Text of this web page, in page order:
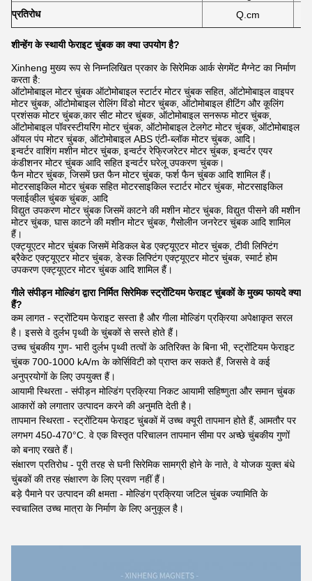
प्रतिरोध
Q.cm
शीन्हेंग के स्थायी फेराइट चुंबक का क्या उपयोग है?
Xinheng मुख्य रूप से निम्नलिखित प्रकार के सिरेमिक आर्क सेगमेंट मैग्नेट का निर्माण
करता है:
ऑटोमोबाइल मोटर चुंबक ऑटोमोबाइल स्टार्टर मोटर चुंबक सहित, ऑटोमोबाइल वाइपर
मोटर चुंबक, ऑटोमोबाइल रोलिंग विंडो मोटर चुंबक, ऑटोमोबाइल हीटिंग और कूलिंग
प्रशंसक मोटर चुंबक,कार सीट मोटर चुंबक, ऑटोमोबाइल सनरूफ मोटर चुंबक,
ऑटोमोबाइल पॉवरस्टीयरिंग मोटर चुंबक, ऑटोमोबाइल टेलगेट मोटर चुंबक, ऑटोमोबाइल
ऑयल पंप मोटर चुंबक, ऑटोमोबाइल ABS एंटी-ब्लॉक मोटर चुंबक, आदि।
इन्वर्टर वाशिंग मशीन मोटर चुंबक, इन्वर्टर रेफ्रिजरेटर मोटर चुंबक, इन्वर्टर एयर
कंडीशनर मोटर चुंबक आदि सहित इन्वर्टर घरेलू उपकरण चुंबक।
फैन मोटर चुंबक, जिसमें छत फैन मोटर चुंबक, फर्श फैन चुंबक आदि शामिल हैं।
मोटरसाइकिल मोटर चुंबक सहित मोटरसाइकिल स्टार्टर मोटर चुंबक, मोटरसाइकिल
फ्लाईव्हील चुंबक चुंबक, आदि
विद्युत उपकरण मोटर चुंबक जिसमें काटने की मशीन मोटर चुंबक, विद्युत पीसने की मशीन
मोटर चुंबक, घास काटने की मशीन मोटर चुंबक, गैसोलीन जनरेटर चुंबक आदि शामिल
हैं।
एक्ट्यूएटर मोटर चुंबक जिसमें मेडिकल बेड एक्ट्यूएटर मोटर चुंबक, टीवी लिफ्टिंग
ब्रैकेट एक्ट्यूएटर मोटर चुंबक, डेस्क लिफ्टिंग एक्ट्यूएटर मोटर चुंबक, स्मार्ट होम
उपकरण एक्ट्यूएटर मोटर चुंबक आदि शामिल हैं।
गीले संपीड़न मोल्डिंग द्वारा निर्मित सिरेमिक स्ट्रोंटियम फेराइट चुंबकों के मुख्य फायदे क्या
हैं?
कम लागत - स्ट्रोंटियम फेराइट सस्ता है और गीला मोल्डिंग प्रक्रिया अपेक्षाकृत सरल
है। इससे वे दुर्लभ पृथ्वी के चुंबकों से सस्ते होते हैं।
उच्च चुंबकीय गुण- भारी दुर्लभ पृथ्वी तत्वों के अतिरिक्त के बिना भी, स्ट्रोंटियम फेराइट
चुंबक 700-1000 kA/m के कोर्सिविटी को प्राप्त कर सकते हैं, जिससे वे कई
अनुप्रयोगों के लिए उपयुक्त हैं।
आयामी स्थिरता - संपीड़न मोल्डिंग प्रक्रिया निकट आयामी सहिष्णुता और समान चुंबक
आकारों को लगातार उत्पादन करने की अनुमति देती है।
तापमान स्थिरता - स्ट्रोंटियम फेराइट चुंबकों में उच्च क्यूरी तापमान होते हैं, आमतौर पर
लगभग 450-470°C. वे एक विस्तृत परिचालन तापमान सीमा पर अच्छे चुंबकीय गुणों
को बनाए रखते हैं।
संक्षारण प्रतिरोध - पूरी तरह से घनी सिरेमिक सामग्री होने के नाते, वे योजक युक्त बंधे
चुंबकों की तरह संक्षारण के लिए प्रवण नहीं हैं।
बड़े पैमाने पर उत्पादन की क्षमता - मोल्डिंग प्रक्रिया जटिल चुंबक ज्यामिति के
स्वचालित उच्च मात्रा के निर्माण के लिए अनुकूल है।